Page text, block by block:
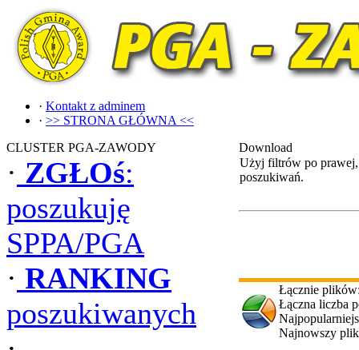
· Kontakt z adminem
· >> STRONA GŁÓWNA <<
CLUSTER PGA-ZAWODY
· ZGŁOś:
poszukuję
SPPA/PGA
· RANKING
poszukiwanych
Download
Użyj filtrów po prawej,
poszukiwań.
Łącznie
Łączna liczba
Najnowszy